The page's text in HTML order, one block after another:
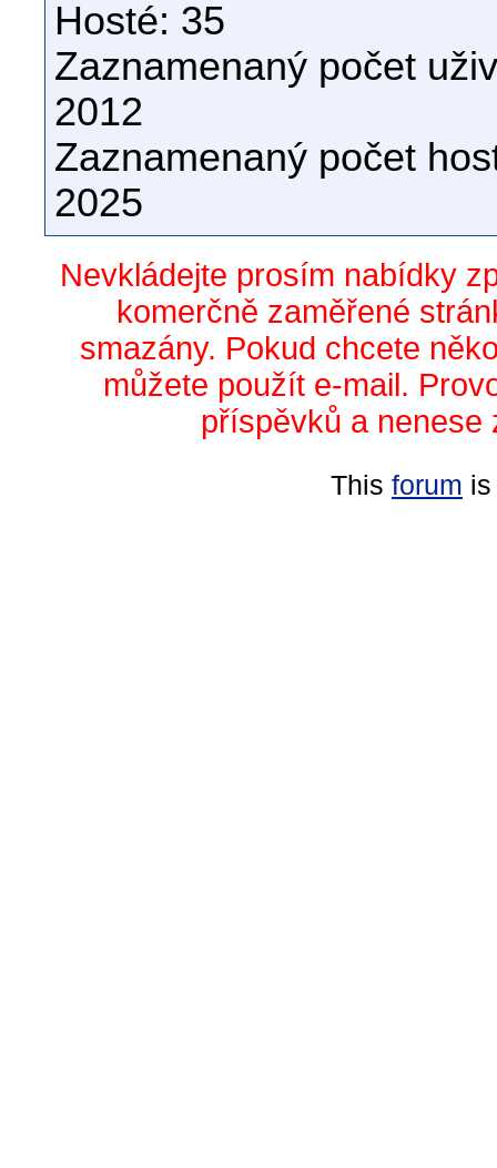
Hosté: 35
Zaznamenaný počet
2012
Zaznamenaný počet
2025
Nevkládejte prosím nabídky
komerčně zaměřené
smazány. Pokud chcete
můžete použít e-mail.
příspěvků a nenese
This forum